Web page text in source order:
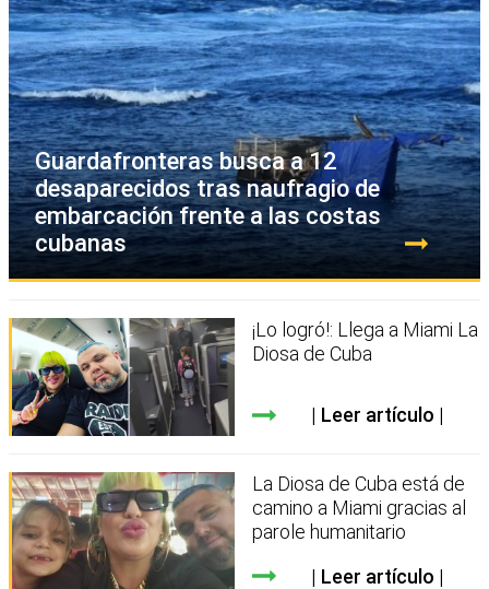
Guardafronteras busca a 12
desaparecidos tras naufragio de
embarcación frente a las costas
cubanas
¡Lo logró!: Llega a Miami La
Diosa de Cuba
Leer artículo
La Diosa de Cuba está de
camino a Miami gracias al
parole humanitario
Leer artículo